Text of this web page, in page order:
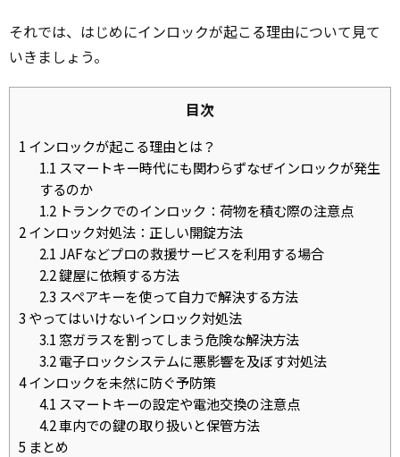
それでは、はじめにインロックが起こる理由について見て
いきましょう。
目次
1 インロックが起こる理由とは？
1.1 スマートキー時代にも関わらずなぜインロックが発生
するのか
1.2トランクでのインロック：荷物を積む際の注意点
2インロック対処法：正しい開錠方法
2.1 JAFなどプロの救援サービスを利用する場合
2.2鍵屋に依頼する方法
2.3 スペアキーを使って自力で解決する方法
3 やってはいけないインロック対処法
3.1 窓ガラスを割ってしまう危険な解決方法
3.2電子ロックシステムに悪影響を及ぼす対処法
4インロックを未然に防ぐ予防策
4.1 スマートキーの設定や電池交換の注意点
4.2車内での鍵の取り扱いと保管方法
5 まとめ